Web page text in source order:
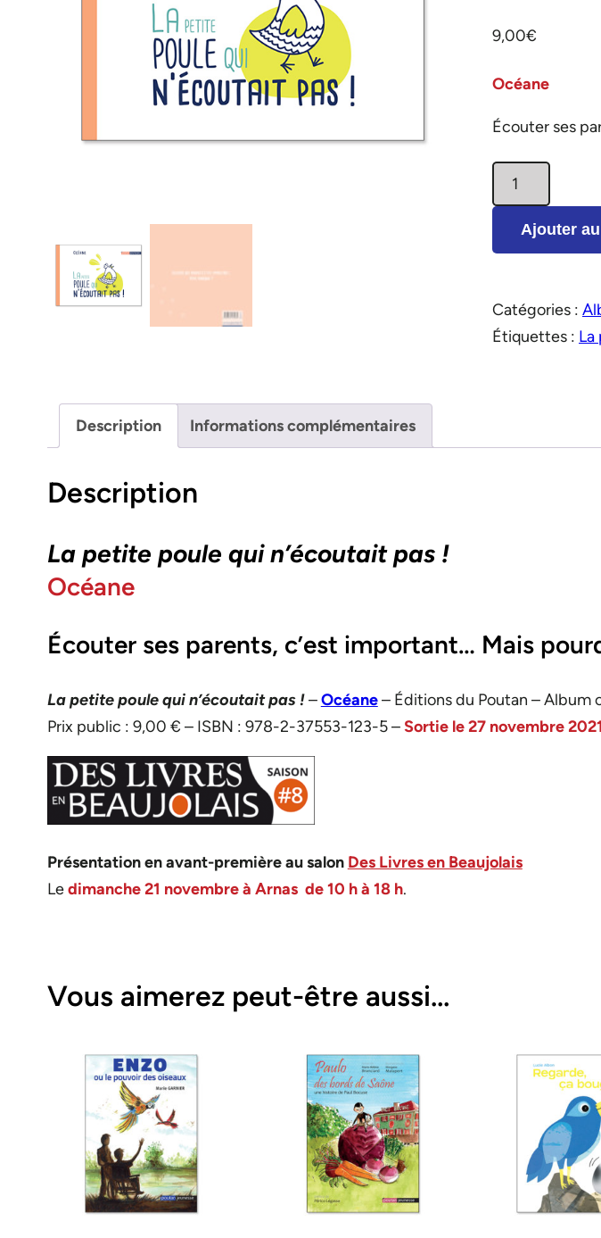
9,00€
Océane
Écouter ses
quantité
de
petite
qui
n'écoutait
Ajouter
Catégories :
Étiquettes : La
Description Informations complémentaires
Description
La petite poule qui n’écoutait pas !
Océane
Écouter ses parents, c’est important… Mais
La petite poule qui n’écoutait pas !–Océane– Éditions du Poutan – Album
Prix public : 9,00 € – ISBN : 978-2-37553-123-5 –Sortie le 27 novembre 2021
Présentation en avant-première au salon Des Livres en Beaujolais
Ledimanche 21 novembre à Arnas de 10 h à 18 h.
Vous aimerez peut-être aussi…